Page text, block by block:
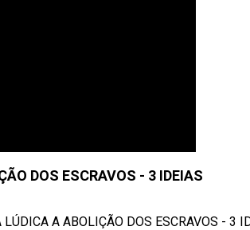
DOS ESCRAVOS - 3 IDEIAS
A ABOLIÇÃO DOS ESCRAVOS - 3